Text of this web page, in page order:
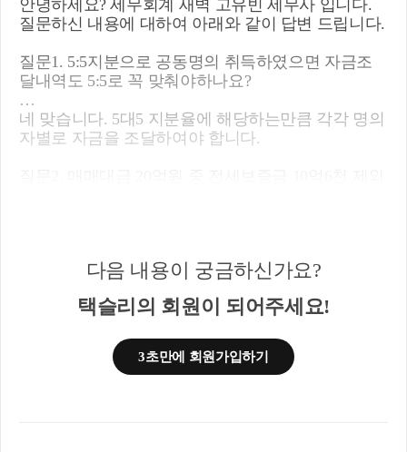
안녕하세요? 세무회계 새벽 고유빈 세무사 입니다.
질문하신 내용에 대하여 아래와 같이 답변 드립니다.
질문1. 5:5지분으로 공동명의 취득하였으면 자금조
달내역도 5:5로 꼭 맞춰야하나요?
네 맞습니다. 5대5 지분율에 해당하는만큼 각각 명의
자별로 자금을 조달하여야 합니다.
예금은 명의만 아내명의이지 남편이 매달 월급을 이
성한 재산입니다. 아내 연봉은 세전 8천, 남편 연봉 1
신고를 해야하나요?
다음 내용이 궁금하신가요?
택슬리의 회원이 되어주세요!
3초만에 회원가입하기